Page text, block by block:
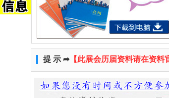
提 示 ➦【此展会历届资料请在资料